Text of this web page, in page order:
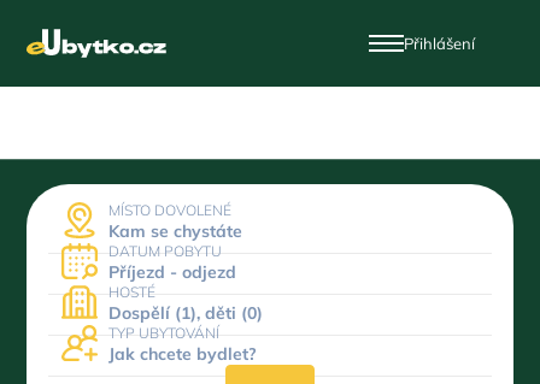
Přihlášení
MÍSTO DOVOLENÉ
Kam se chystáte
DATUM POBYTU
Příjezd - odjezd
HOSTÉ
Dospělí (1), děti (0)
TYP UBYTOVÁNÍ
Jak chcete bydlet?